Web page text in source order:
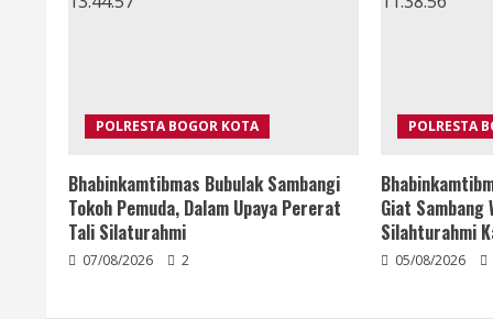
POLRESTA BOGOR KOTA
Bhabinkamtibmas Bubulak Sambangi
Tokoh Pemuda, Dalam Upaya Pererat
Tali Silaturahmi
07/08/2026 2
POLRESTA
Giat Sambang
Silahturahmi
05/08/2026